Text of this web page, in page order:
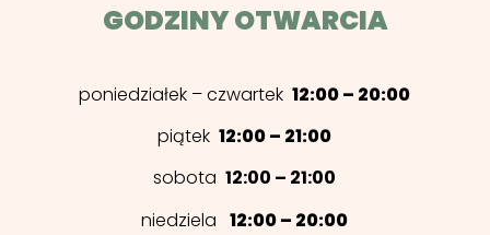
GODZINY OTWARCIA
poniedziałek – czwartek12:00 – 20:00
piątek12:00 – 21:00
sobota12:00 – 21:00
niedziela12:00 – 20:00